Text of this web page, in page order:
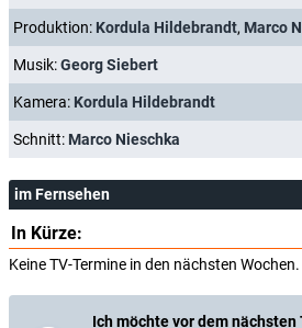
Produktion: Kordula Hildebrandt, Marco
Musik:Georg Siebert
Kamera: Kordula Hildebrandt
Schnitt: Marco Nieschka
im Fernsehen
In Kürze:
Keine TV-Termine in den nächsten Wochen.
Ich möchte vor dem